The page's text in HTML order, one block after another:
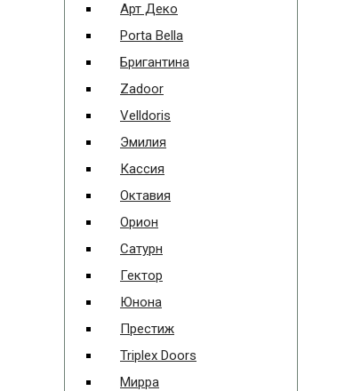
Арт Деко
Porta Bella
Бригантина
Zadoor
Velldoris
Эмилия
Кассия
Октавия
Орион
Сатурн
Гектор
Юнона
Престиж
Triplex Doors
Мирра